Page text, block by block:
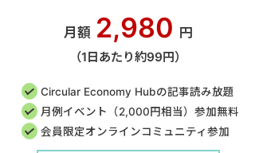
月額 2,980 円
（1日あたり約99円）
Circular Economy Hubの記事読み放題
月例イベント（2,000円相当）参加無料
会員限定オンラインコミュニティ参加